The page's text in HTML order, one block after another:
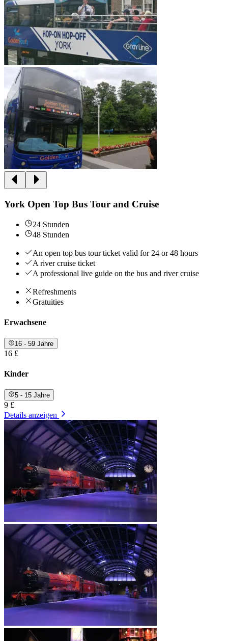
York Open Top Bus Tour and Cruise
24 Stunden
48 Stunden
An open top bus tour ticket valid for 24 or 48 hours
A river cruise ticket
A professional live guide on the bus and river cruise
Refreshments
Gratuities
Erwachsene
16 - 59 Jahre
16 £
Kinder
5 - 15 Jahre
9 £
Details anzeigen